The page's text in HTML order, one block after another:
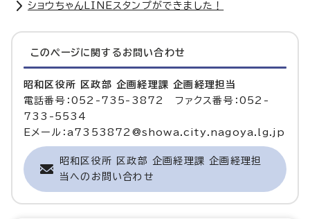
ショウちゃんLINEスタンプができました！
このページに関する お問い合わせ
昭和区役所 区政部 企画経理課 企画経理担当
電話番号：052-735-3872 ファクス番号：052-
733-5534
Eメール：a7353872@showa.city.nagoya.lg.jp
昭和区役所 区政部 企画経理課 企画経理担
当へのお問い合わせ